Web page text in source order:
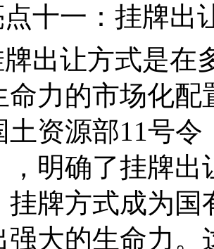
十一：挂牌出
出让方式是在
命力的市场化配
土资源部11号
，明确了挂牌
挂牌方式成为
强大的生命力